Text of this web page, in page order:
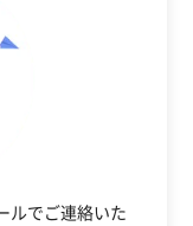
ルでご連絡いた